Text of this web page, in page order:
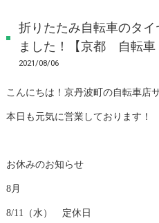
折りたたみ自転車のタ
ました！【京都 自転車
2021/08/06
こんにちは！京丹波町の自転車店
本日も元気に営業しております！
お休みのお知らせ
8月
8/11（水） 定休日